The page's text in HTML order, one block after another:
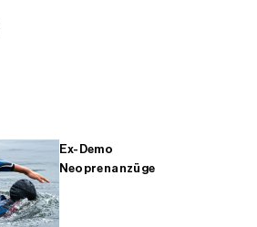
Ex-Demo
Neoprenanzüge